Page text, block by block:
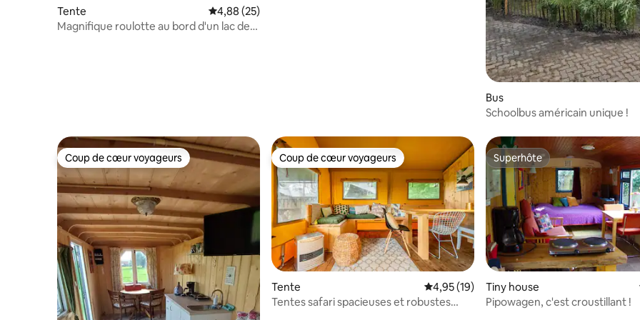
Tente Évaluation moyenne sur la base de 25 commentaires : 4,88 sur 5
4,88 (25)
Magnifique roulotte au bord d'un lac de
Bus
Schoolbus américain unique !
Coup de cœur voyageurs
Coup de cœur voyageurs Coup de cœur voyageurs
Coup de cœur voyageurs
Tente Évaluation moyenne sur la base de 19
4,95 (19)
Tentes safari spacieuses et robustes
Superhôte
Superhôte
Tiny house
Pipowagen, c'est croustillant !